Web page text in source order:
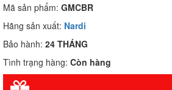
Mã sản phẩm: GMCBR
Hãng sản xuất: Nardi
Bảo hành: 24 THÁNG
Tình trạng hàng: Còn hàng